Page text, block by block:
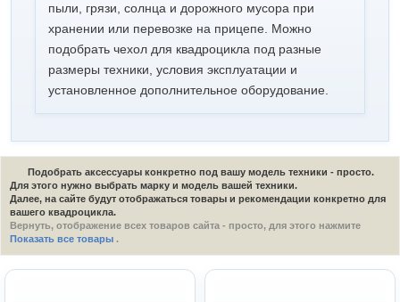
пыли, грязи, солнца и дорожного мусора при
хранении или перевозке на прицепе. Можно
подобрать чехол для квадроцикла под разные
размеры техники, условия эксплуатации и
установленное дополнительное оборудование.
Подобрать аксессуары конкретно под вашу модель техники - просто.
Для этого нужно выбрать марку и модель вашей техники.
Далее, на сайте будут отображаться товары и рекомендации конкретно для
вашего квадроцикла.
Вернуть, отображение всех товаров сайта - просто, для этого нажмите
Показать все товары .